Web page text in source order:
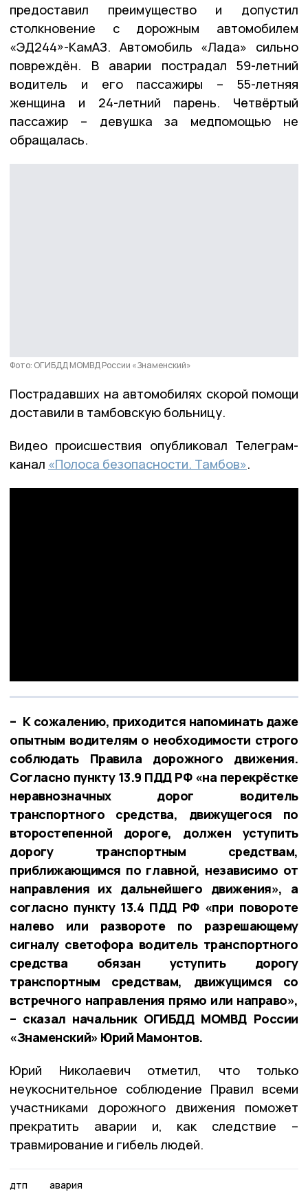
предоставил преимущество и допустил
столкновение с дорожным автомобилем
«ЭД244»-КамАЗ. Автомобиль «Лада» сильно
повреждён. В аварии пострадал 59-летний
водитель и его пассажиры – 55-летняя
женщина и 24-летний парень. Четвёртый
пассажир – девушка за медпомощью не
обращалась.
Фото: ОГИБДД МОМВД России «Знаменский»
Пострадавших на автомобилях скорой помощи
доставили в тамбовскую больницу.
Видео происшествия опубликовал Телеграм-
канал «Полоса безопасности. Тамбов».
– К сожалению, приходится напоминать даже
опытным водителям о необходимости строго
соблюдать Правила дорожного движения.
Согласно пункту 13.9 ПДД РФ «на перекрёстке
неравнозначных дорог водитель
транспортного средства, движущегося по
второстепенной дороге, должен уступить
дорогу транспортным средствам,
приближающимся по главной, независимо от
направления их дальнейшего движения», а
согласно пункту 13.4 ПДД РФ «при повороте
налево или развороте по разрешающему
сигналу светофора водитель транспортного
средства обязан уступить дорогу
транспортным средствам, движущимся со
встречного направления прямо или направо»,
– сказал начальник ОГИБДД МОМВД России
«Знаменский» Юрий Мамонтов.
Юрий Николаевич отметил, что только
неукоснительное соблюдение Правил всеми
участниками дорожного движения поможет
прекратить аварии и, как следствие –
травмирование и гибель людей.
дтп авария